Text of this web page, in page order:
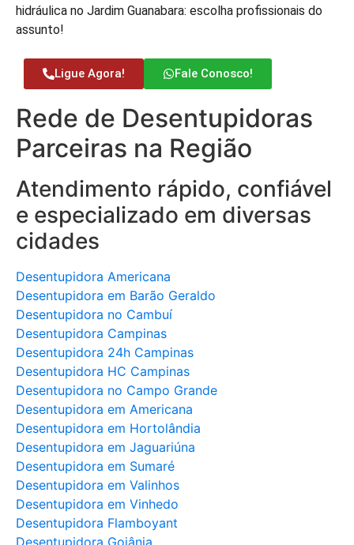
hidráulica no Jardim Guanabara: escolha profissionais do
assunto!
Ligue Agora! Fale Conosco!
Rede de Desentupidoras
Parceiras na Região
Atendimento rápido, confiável
e especializado em diversas
cidades
Desentupidora Americana
Desentupidora em Barão Geraldo
Desentupidora no Cambuí
Desentupidora Campinas
Desentupidora 24h Campinas
Desentupidora HC Campinas
Desentupidora no Campo Grande
Desentupidora em Americana
Desentupidora em Hortolândia
Desentupidora em Jaguariúna
Desentupidora em Sumaré
Desentupidora em Valinhos
Desentupidora em Vinhedo
Desentupidora Flamboyant